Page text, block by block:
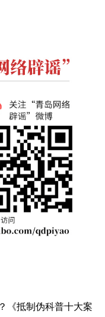
《抵制伪科普十大案